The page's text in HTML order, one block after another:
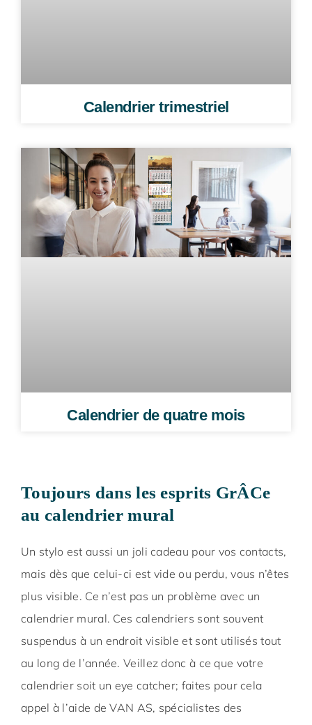
Calendrier trimestriel
Calendrier de quatre mois
Toujours dans les esprits GrÂCe
au calendrier mural
Un stylo est aussi un joli cadeau pour vos contacts,
mais dès que celui-ci est vide ou perdu, vous n’êtes
plus visible. Ce n’est pas un problème avec un
calendrier mural. Ces calendriers sont souvent
suspendus à un endroit visible et sont utilisés tout
au long de l’année. Veillez donc à ce que votre
calendrier soit un eye catcher; faites pour cela
appel à l’aide de VAN AS, spécialistes des